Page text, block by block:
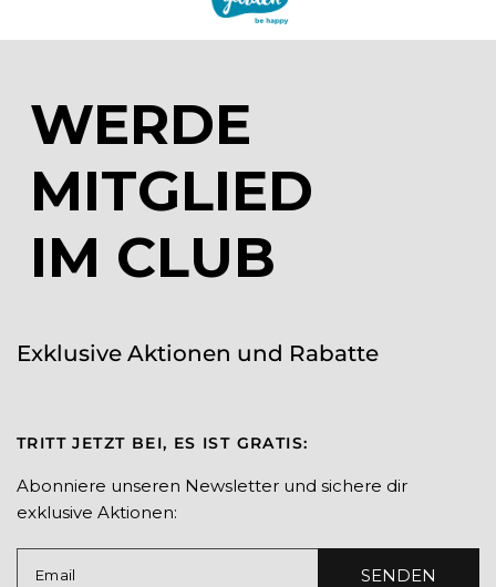
WERDE
MITGLIED
IM CLUB
Exklusive Aktionen und Rabatte
TRITT JETZT BEI, ES IST GRATIS:
Abonniere unseren Newsletter und sichere dir
exklusive Aktionen:
Email SENDEN